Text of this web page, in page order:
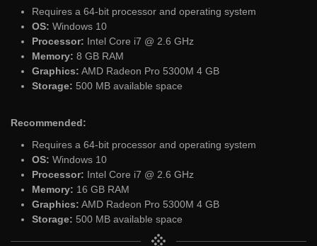
Requires a 64-bit processor and operating system
OS: Windows 10
Processor: Intel Core i7 @ 2.6 GHz
Memory: 8 GB RAM
Graphics: AMD Radeon Pro 5300M 4 GB
Storage: 500 MB available space
Recommended:
Requires a 64-bit processor and operating system
OS: Windows 10
Processor: Intel Core i7 @ 2.6 GHz
Memory: 16 GB RAM
Graphics: AMD Radeon Pro 5300M 4 GB
Storage: 500 MB available space